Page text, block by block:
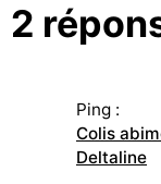
2
Ping :
Colis
Deltaline